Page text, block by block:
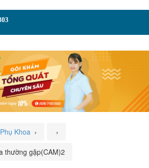
CHỦ
GIỚI THIỆU
DỊCH VỤ
GÓI KHÁM
ẢNH
LIÊN HỆ
ĐẶT LỊCH KHÁM
Phụ Khoa › ›
thường gặp(CAM)2